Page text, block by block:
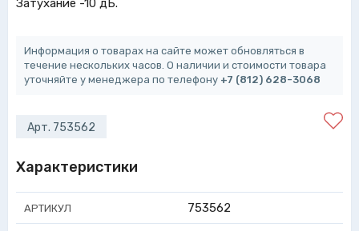
Затухание -10 дБ.
Информация о товарах на сайте может обновляться в
течение нескольких часов. О наличии и стоимости товара
уточняйте у менеджера по телефону +7 (812) 628-3068
Арт. 753562
Характеристики
АРТИКУЛ 753562